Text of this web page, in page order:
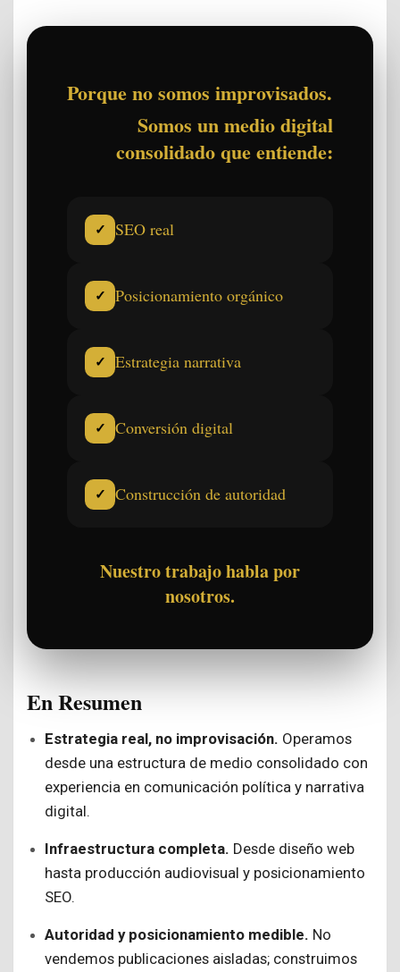
Porque no somos improvisados.
Somos un medio digital
consolidado que entiende:
✓ SEO real
✓ Posicionamiento orgánico
✓ Estrategia narrativa
✓ Conversión digital
✓ Construcción de autoridad
Nuestro trabajo habla por
nosotros.
En Resumen
Estrategia real, no improvisación. Operamos
desde una estructura de medio consolidado con
experiencia en comunicación política y narrativa
digital.
Infraestructura completa. Desde diseño web
hasta producción audiovisual y posicionamiento
SEO.
Autoridad y posicionamiento medible. No
vendemos publicaciones aisladas; construimos